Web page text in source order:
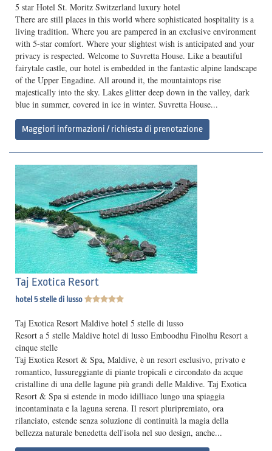
5 star Hotel St. Moritz Switzerland luxury hotel
There are still places in this world where sophisticated hospitality is a
living tradition. Where you are pampered in an exclusive environment
with 5-star comfort. Where your slightest wish is anticipated and your
privacy is respected. Welcome to Suvretta House. Like a beautiful
fairytale castle, our hotel is embedded in the fantastic alpine landscape
of the Upper Engadine. All around it, the mountaintops rise
majestically into the sky. Lakes glitter deep down in the valley, dark
blue in summer, covered in ice in winter. Suvretta House...
Maggiori informazioni / richiesta di prenotazione
Taj Exotica Resort
hotel 5 stelle di lusso
Taj Exotica Resort Maldive hotel 5 stelle di lusso
Resort a 5 stelle Maldive hotel di lusso Emboodhu Finolhu Resort a
cinque stelle
Taj Exotica Resort & Spa, Maldive, è un resort esclusivo, privato e
romantico, lussureggiante di piante tropicali e circondato da acque
cristalline di una delle lagune più grandi delle Maldive. Taj Exotica
Resort & Spa si estende in modo idilliaco lungo una spiaggia
incontaminata e la laguna serena. Il resort pluripremiato, ora
rilanciato, estende senza soluzione di continuità la magia della
bellezza naturale benedetta dell'isola nel suo design, anche...